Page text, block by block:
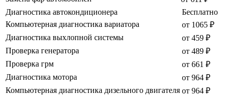
Диагностика автокондиционера
Бесплатно
Компьютерная диагностика вариатора
от 1065 ₽
Диагностика выхлопной системы
от 459 ₽
Проверка генератора
от 489 ₽
Проверка грм
от 661 ₽
Диагностика мотора
от 964 ₽
Компьютерная диагностика дизельного двигателя от 964 ₽